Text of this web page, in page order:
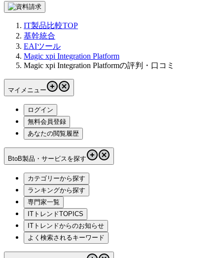
IT製品比較TOP
基幹統合
EAIツール
Magic xpi Integration Platform
Magic xpi Integration Platformの評判・口コミ
マイメニュー
ログイン
無料会員登録
あなたの閲覧履歴
BtoB製品・サービスを探す
カテゴリーから探す
ランキングから探す
専門家一覧
ITトレンドTOPICS
ITトレンドからのお知らせ
よく検索されるキーワード